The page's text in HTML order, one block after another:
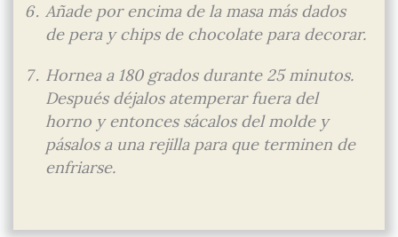
Añade por encima de la masa más dados
de pera y chips de chocolate para decorar.
Hornea a 180 grados durante 25 minutos.
Después déjalos atemperar fuera del
horno y entonces sácalos del molde y
pásalos a una rejilla para que terminen de
enfriarse.